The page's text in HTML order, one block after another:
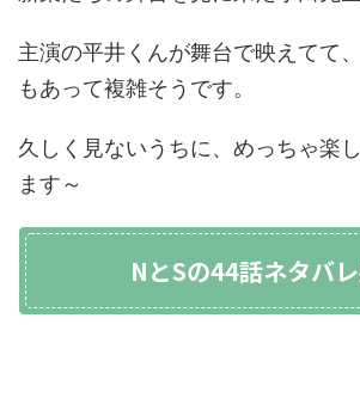
主演の平井くんが舞台で映えてて
もあって複雑そうです。
久しく見ないうちに、めっちゃ楽
ます～
NとSの44話ネタバ